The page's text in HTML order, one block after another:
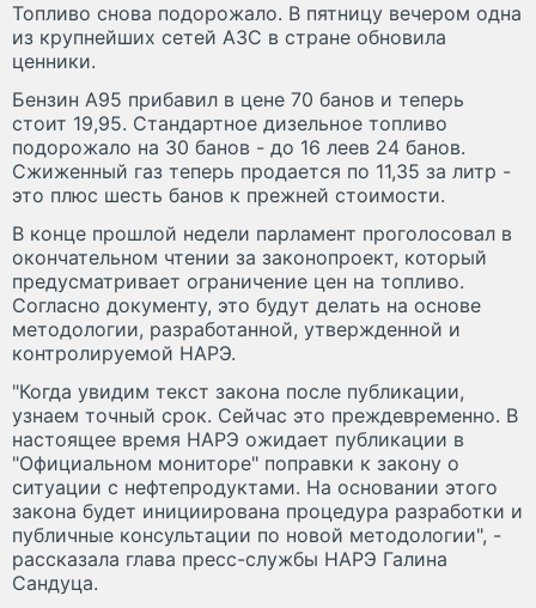
Топливо снова подорожало. В пятницу вечером одна
из крупнейших сетей АЗС в стране обновила
ценники.
Бензин A95 прибавил в цене 70 банов и теперь
стоит 19,95. Стандартное дизельное топливо
подорожало на 30 банов - до 16 леев 24 банов.
Сжиженный газ теперь продается по 11,35 за литр -
это плюс шесть банов к прежней стоимости.
В конце прошлой недели парламент проголосовал в
окончательном чтении за законопроект, который
предусматривает ограничение цен на топливо.
Согласно документу, это будут делать на основе
методологии, разработанной, утвержденной и
контролируемой НАРЭ.
"Когда увидим текст закона после публикации,
узнаем точный срок. Сейчас это преждевременно. В
настоящее время НАРЭ ожидает публикации в
"Официальном мониторе" поправки к закону о
ситуации с нефтепродуктами. На основании этого
закона будет инициирована процедура разработки и
публичные консультации по новой методологии", -
рассказала глава пресс-службы НАРЭ Галина
Сандуца.